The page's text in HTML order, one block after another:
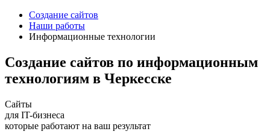
Создание сайтов
Наши работы
Информационные технологии
Создание сайтов по информационным
технологиям в Черкесске
Сайты
для IT-бизнеса
которые работают на ваш результат